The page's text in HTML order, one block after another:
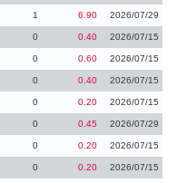
1 6.90 2026/07/29
0 0.40 2026/07/15
0 0.60 2026/07/15
0 0.40 2026/07/15
0 0.20 2026/07/15
0 0.45 2026/07/29
0 0.20 2026/07/15
0 0.20 2026/07/15